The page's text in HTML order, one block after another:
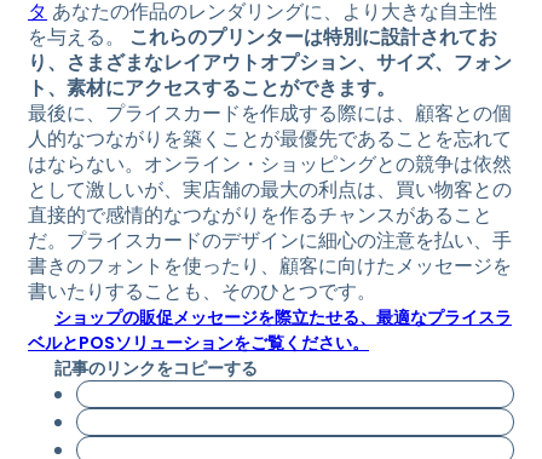
タ あなたの作品のレンダリングに、より大きな自主性
を与える。 これらのプリンターは特別に設計されてお
り、さまざまなレイアウトオプション、サイズ、フォン
ト、素材にアクセスすることができます。
最後に、プライスカードを作成する際には、顧客との個
人的なつながりを築くことが最優先であることを忘れて
はならない。オンライン・ショッピングとの競争は依然
として激しいが、実店舗の最大の利点は、買い物客との
直接的で感情的なつながりを作るチャンスがあること
だ。プライスカードのデザインに細心の注意を払い、手
書きのフォントを使ったり、顧客に向けたメッセージを
書いたりすることも、そのひとつです。
ショップの販促メッセージを際立たせる、最適なプライスラ
ベルとPOSソリューションをご覧ください。
記事のリンクをコピーする